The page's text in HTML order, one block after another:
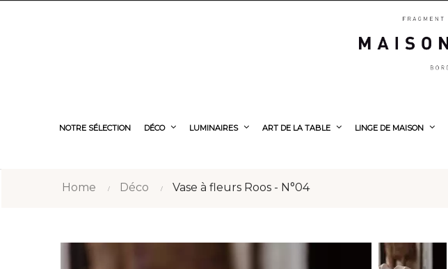
NOTRE SÉLECTION DÉCO LUMINAIRES ART DE LA TABLE LINGE DE MAISON
Home Déco Vase à fleurs Roos - N°04